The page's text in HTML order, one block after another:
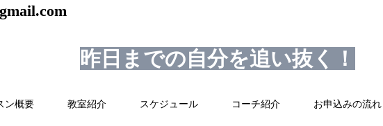
昨日までの自分を追い抜く！
ン概要 教室紹介 スケジュール コーチ紹介 お申込みの流れ